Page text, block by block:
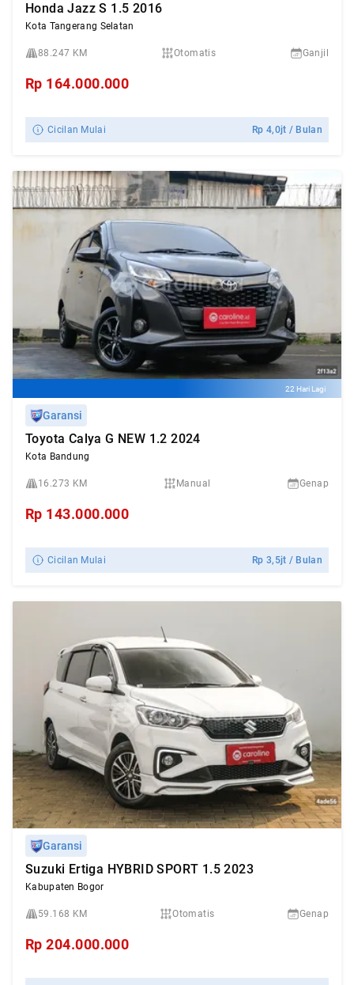
Honda Jazz S 1.5 2016
Kota Tangerang Selatan
88.247 KM Otomatis Ganjil
Rp 164.000.000
Cicilan Mulai Rp4,0jt / Bulan
22 Hari Lagi
Garansi
Toyota Calya G NEW 1.2 2024
Kota Bandung
16.273 KM Manual Genap
Rp 143.000.000
Cicilan Mulai Rp3,5jt / Bulan
Garansi
Suzuki Ertiga HYBRID SPORT 1.5 2023
Kabupaten Bogor
59.168 KM Otomatis Genap
Rp204.000.000